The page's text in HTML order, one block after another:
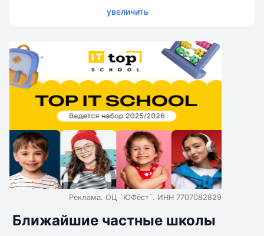
увеличить
Реклама. ОЦ `ЮФёст`. ИНН 7707082829
Ближайшие частные школы